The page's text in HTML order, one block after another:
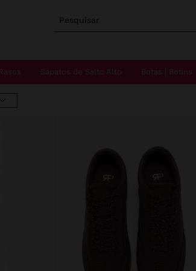
Pesquisar
Sapatos de Salto Alto Botas | Botins